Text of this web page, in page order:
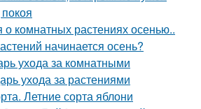
о комнатных растениях осенью..
начинается осень?
ухода за комнатными
ухода за растениями
Летние сорта яблони